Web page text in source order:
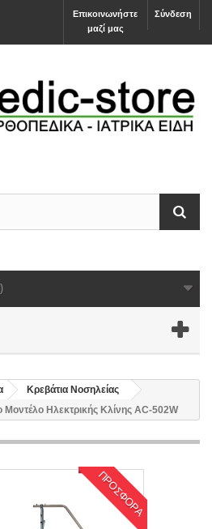
Σύνδεση
Επικοινωνήστε
μαζί μας
Κρεβάτια Νοσηλείας
Μοντέλο Ηλεκτρικής Κλίνης AC-502W
ΠΡΟΣΦΟΡΆ